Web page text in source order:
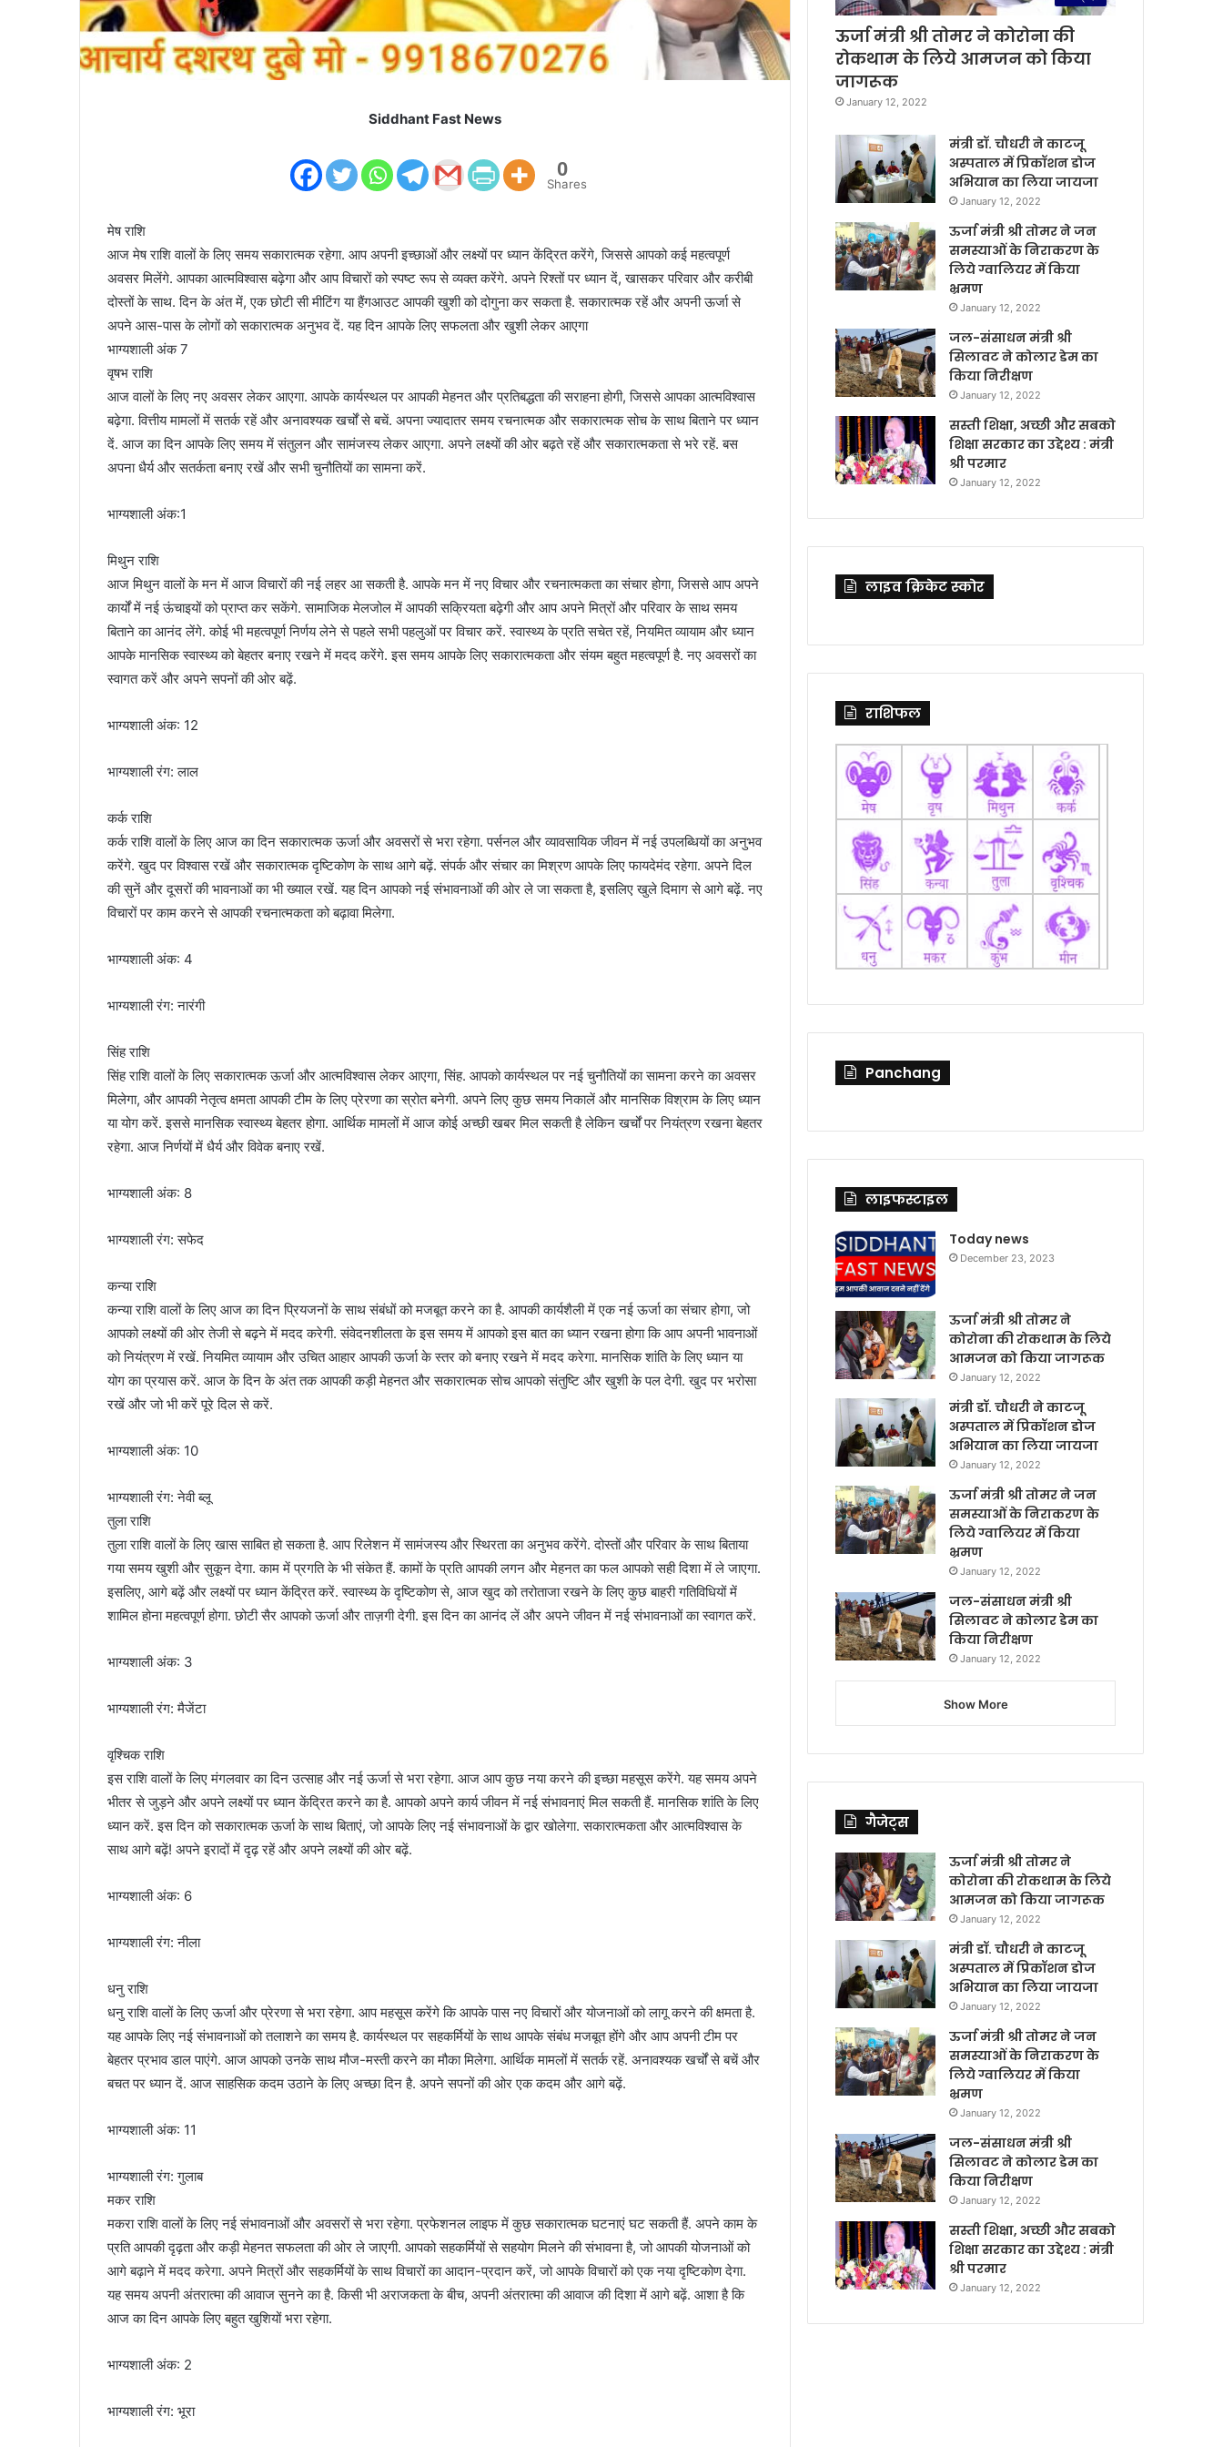
Siddhant Fast News
0
Shares
मेष राशि
आज मेष राशि वालों के लिए समय सकारात्मक रहेगा. आप अपनी इच्छाओं और लक्ष्यों पर ध्यान केंद्रित करेंगे, जिससे आपको कई महत्वपूर्ण
अवसर मिलेंगे. आपका आत्मविश्वास बढ़ेगा और आप विचारों को स्पष्ट रूप से व्यक्त करेंगे. अपने रिश्तों पर ध्यान दें, खासकर परिवार और करीबी
दोस्तों के साथ. दिन के अंत में, एक छोटी सी मीटिंग या हैंगआउट आपकी खुशी को दोगुना कर सकता है. सकारात्मक रहें और अपनी ऊर्जा से
अपने आस-पास के लोगों को सकारात्मक अनुभव दें. यह दिन आपके लिए सफलता और खुशी लेकर आएगा
भाग्यशाली अंक 7
वृषभ राशि
आज वालों के लिए नए अवसर लेकर आएगा. आपके कार्यस्थल पर आपकी मेहनत और प्रतिबद्धता की सराहना होगी, जिससे आपका आत्मविश्वास
बढ़ेगा. वित्तीय मामलों में सतर्क रहें और अनावश्यक खर्चों से बचें. अपना ज्यादातर समय रचनात्मक और सकारात्मक सोच के साथ बिताने पर ध्यान
दें. आज का दिन आपके लिए समय में संतुलन और सामंजस्य लेकर आएगा. अपने लक्ष्यों की ओर बढ़ते रहें और सकारात्मकता से भरे रहें. बस
अपना धैर्य और सतर्कता बनाए रखें और सभी चुनौतियों का सामना करें.
भाग्यशाली अंक:1
मिथुन राशि
आज मिथुन वालों के मन में आज विचारों की नई लहर आ सकती है. आपके मन में नए विचार और रचनात्मकता का संचार होगा, जिससे आप अपने
कार्यों में नई ऊंचाइयों को प्राप्त कर सकेंगे. सामाजिक मेलजोल में आपकी सक्रियता बढ़ेगी और आप अपने मित्रों और परिवार के साथ समय
बिताने का आनंद लेंगे. कोई भी महत्वपूर्ण निर्णय लेने से पहले सभी पहलुओं पर विचार करें. स्वास्थ्य के प्रति सचेत रहें, नियमित व्यायाम और ध्यान
आपके मानसिक स्वास्थ्य को बेहतर बनाए रखने में मदद करेंगे. इस समय आपके लिए सकारात्मकता और संयम बहुत महत्वपूर्ण है. नए अवसरों का
स्वागत करें और अपने सपनों की ओर बढ़ें.
भाग्यशाली अंक: 12
भाग्यशाली रंग: लाल
कर्क राशि
कर्क राशि वालों के लिए आज का दिन सकारात्मक ऊर्जा और अवसरों से भरा रहेगा. पर्सनल और व्यावसायिक जीवन में नई उपलब्धियों का अनुभव
करेंगे. खुद पर विश्वास रखें और सकारात्मक दृष्टिकोण के साथ आगे बढ़ें. संपर्क और संचार का मिश्रण आपके लिए फायदेमंद रहेगा. अपने दिल
की सुनें और दूसरों की भावनाओं का भी ख्याल रखें. यह दिन आपको नई संभावनाओं की ओर ले जा सकता है, इसलिए खुले दिमाग से आगे बढ़ें. नए
विचारों पर काम करने से आपकी रचनात्मकता को बढ़ावा मिलेगा.
भाग्यशाली अंक: 4
भाग्यशाली रंग: नारंगी
सिंह राशि
सिंह राशि वालों के लिए सकारात्मक ऊर्जा और आत्मविश्वास लेकर आएगा, सिंह. आपको कार्यस्थल पर नई चुनौतियों का सामना करने का अवसर
मिलेगा, और आपकी नेतृत्व क्षमता आपकी टीम के लिए प्रेरणा का स्रोत बनेगी. अपने लिए कुछ समय निकालें और मानसिक विश्राम के लिए ध्यान
या योग करें. इससे मानसिक स्वास्थ्य बेहतर होगा. आर्थिक मामलों में आज कोई अच्छी खबर मिल सकती है लेकिन खर्चों पर नियंत्रण रखना बेहतर
रहेगा. आज निर्णयों में धैर्य और विवेक बनाए रखें.
भाग्यशाली अंक: 8
भाग्यशाली रंग: सफेद
कन्या राशि
कन्या राशि वालों के लिए आज का दिन प्रियजनों के साथ संबंधों को मजबूत करने का है. आपकी कार्यशैली में एक नई ऊर्जा का संचार होगा, जो
आपको लक्ष्यों की ओर तेजी से बढ़ने में मदद करेगी. संवेदनशीलता के इस समय में आपको इस बात का ध्यान रखना होगा कि आप अपनी भावनाओं
को नियंत्रण में रखें. नियमित व्यायाम और उचित आहार आपकी ऊर्जा के स्तर को बनाए रखने में मदद करेगा. मानसिक शांति के लिए ध्यान या
योग का प्रयास करें. आज के दिन के अंत तक आपकी कड़ी मेहनत और सकारात्मक सोच आपको संतुष्टि और खुशी के पल देगी. खुद पर भरोसा
रखें और जो भी करें पूरे दिल से करें.
भाग्यशाली अंक: 10
भाग्यशाली रंग: नेवी ब्लू
तुला राशि
तुला राशि वालों के लिए खास साबित हो सकता है. आप रिलेशन में सामंजस्य और स्थिरता का अनुभव करेंगे. दोस्तों और परिवार के साथ बिताया
गया समय खुशी और सुकून देगा. काम में प्रगति के भी संकेत हैं. कामों के प्रति आपकी लगन और मेहनत का फल आपको सही दिशा में ले जाएगा.
इसलिए, आगे बढ़ें और लक्ष्यों पर ध्यान केंद्रित करें. स्वास्थ्य के दृष्टिकोण से, आज खुद को तरोताजा रखने के लिए कुछ बाहरी गतिविधियों में
शामिल होना महत्वपूर्ण होगा. छोटी सैर आपको ऊर्जा और ताज़गी देगी. इस दिन का आनंद लें और अपने जीवन में नई संभावनाओं का स्वागत करें.
भाग्यशाली अंक: 3
भाग्यशाली रंग: मैजेंटा
वृश्चिक राशि
इस राशि वालों के लिए मंगलवार का दिन उत्साह और नई ऊर्जा से भरा रहेगा. आज आप कुछ नया करने की इच्छा महसूस करेंगे. यह समय अपने
भीतर से जुड़ने और अपने लक्ष्यों पर ध्यान केंद्रित करने का है. आपको अपने कार्य जीवन में नई संभावनाएं मिल सकती हैं. मानसिक शांति के लिए
ध्यान करें. इस दिन को सकारात्मक ऊर्जा के साथ बिताएं, जो आपके लिए नई संभावनाओं के द्वार खोलेगा. सकारात्मकता और आत्मविश्वास के
साथ आगे बढ़ें! अपने इरादों में दृढ़ रहें और अपने लक्ष्यों की ओर बढ़ें.
भाग्यशाली अंक: 6
भाग्यशाली रंग: नीला
धनु राशि
धनु राशि वालों के लिए ऊर्जा और प्रेरणा से भरा रहेगा. आप महसूस करेंगे कि आपके पास नए विचारों और योजनाओं को लागू करने की क्षमता है.
यह आपके लिए नई संभावनाओं को तलाशने का समय है. कार्यस्थल पर सहकर्मियों के साथ आपके संबंध मजबूत होंगे और आप अपनी टीम पर
बेहतर प्रभाव डाल पाएंगे. आज आपको उनके साथ मौज-मस्ती करने का मौका मिलेगा. आर्थिक मामलों में सतर्क रहें. अनावश्यक खर्चों से बचें और
बचत पर ध्यान दें. आज साहसिक कदम उठाने के लिए अच्छा दिन है. अपने सपनों की ओर एक कदम और आगे बढ़ें.
भाग्यशाली अंक: 11
भाग्यशाली रंग: गुलाब
मकर राशि
मकरा राशि वालों के लिए नई संभावनाओं और अवसरों से भरा रहेगा. प्रफेशनल लाइफ में कुछ सकारात्मक घटनाएं घट सकती हैं. अपने काम के
प्रति आपकी दृढ़ता और कड़ी मेहनत सफलता की ओर ले जाएगी. आपको सहकर्मियों से सहयोग मिलने की संभावना है, जो आपकी योजनाओं को
आगे बढ़ाने में मदद करेगा. अपने मित्रों और सहकर्मियों के साथ विचारों का आदान-प्रदान करें, जो आपके विचारों को एक नया दृष्टिकोण देगा.
यह समय अपनी अंतरात्मा की आवाज सुनने का है. किसी भी अराजकता के बीच, अपनी अंतरात्मा की आवाज की दिशा में आगे बढ़ें. आशा है कि
आज का दिन आपके लिए बहुत खुशियों भरा रहेगा.
भाग्यशाली अंक: 2
भाग्यशाली रंग: भूरा
ऊर्जा मंत्री श्री तोमर ने कोरोना की
रोकथाम के लिये आमजन को किया
जागरूक
January 12, 2022
मंत्री डॉ. चौधरी ने काटजू
अस्पताल में प्रिकॉशन डोज
अभियान का लिया जायजा
January 12, 2022
ऊर्जा मंत्री श्री तोमर ने जन
समस्याओं के निराकरण के
लिये ग्वालियर में किया
भ्रमण
January 12, 2022
जल-संसाधन मंत्री श्री
सिलावट ने कोलार डेम का
किया निरीक्षण
January 12, 2022
सस्ती शिक्षा, अच्छी और सबको
शिक्षा सरकार का उद्देश्य : मंत्री
श्री परमार
January 12, 2022
लाइव क्रिकेट स्कोर
राशिफल
Panchang
लाइफस्टाइल
Today news
December 23, 2023
ऊर्जा मंत्री श्री तोमर ने
कोरोना की रोकथाम के लिये
आमजन को किया जागरूक
January 12, 2022
मंत्री डॉ. चौधरी ने काटजू
अस्पताल में प्रिकॉशन डोज
अभियान का लिया जायजा
January 12, 2022
ऊर्जा मंत्री श्री तोमर ने जन
समस्याओं के निराकरण के
लिये ग्वालियर में किया
भ्रमण
January 12, 2022
जल-संसाधन मंत्री श्री
सिलावट ने कोलार डेम का
किया निरीक्षण
January 12, 2022
Show More
गैजेट्स
ऊर्जा मंत्री श्री तोमर ने
कोरोना की रोकथाम के लिये
आमजन को किया जागरूक
January 12, 2022
मंत्री डॉ. चौधरी ने काटजू
अस्पताल में प्रिकॉशन डोज
अभियान का लिया जायजा
January 12, 2022
ऊर्जा मंत्री श्री तोमर ने जन
समस्याओं के निराकरण के
लिये ग्वालियर में किया
भ्रमण
January 12, 2022
जल-संसाधन मंत्री श्री
सिलावट ने कोलार डेम का
किया निरीक्षण
January 12, 2022
सस्ती शिक्षा, अच्छी और सबको
शिक्षा सरकार का उद्देश्य : मंत्री
श्री परमार
January 12, 2022